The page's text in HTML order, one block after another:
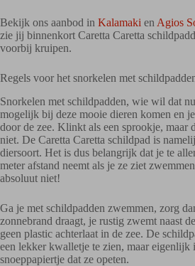
Bekijk ons aanbod in Kalamaki en Agios
zie jij binnenkort Caretta Caretta
voorbij kruipen.
Regels voor het snorkelen met
Snorkelen met schildpadden, wie wil dat
mogelijk bij deze mooie dieren komen en
door de zee. Klinkt als een sprookje, maar
niet. De Caretta Caretta schildpad is
diersoort. Het is dus belangrijk dat je te
meter afstand neemt als je ze ziet
absoluut niet!
Ga je met schildpadden zwemmen, zorg
zonnebrand draagt, je rustig zwemt naast
geen plastic achterlaat in de zee. De
een lekker kwalletje te zien, maar eigenlijk
snoeppapiertje dat ze opeten.